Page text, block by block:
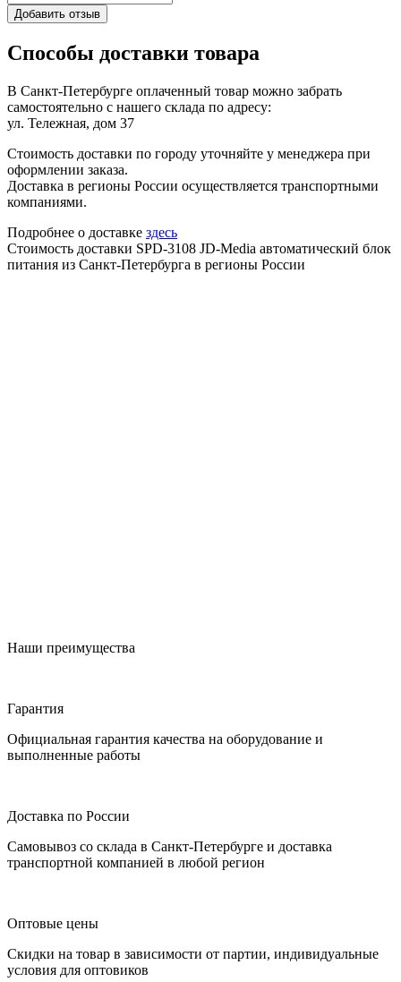
Добавить отзыв
Способы доставки товара
В Санкт-Петербурге оплаченный товар можно забрать
самостоятельно с нашего склада по адресу:
ул. Тележная, дом 37
Стоимость доставки по городу уточняйте у менеджера при
оформлении заказа.
Доставка в регионы России осуществляется транспортными
компаниями.
Подробнее о доставке здесь
Стоимость доставки SPD-3108 JD-Media автоматический блок
питания из Санкт-Петербурга в регионы России
Наши преимущества
Гарантия
Официальная гарантия качества на оборудование и
выполненные работы
Доставка по России
Самовывоз со склада в Санкт-Петербурге и доставка
транспортной компанией в любой регион
Оптовые цены
Скидки на товар в зависимости от партии, индивидуальные
условия для оптовиков